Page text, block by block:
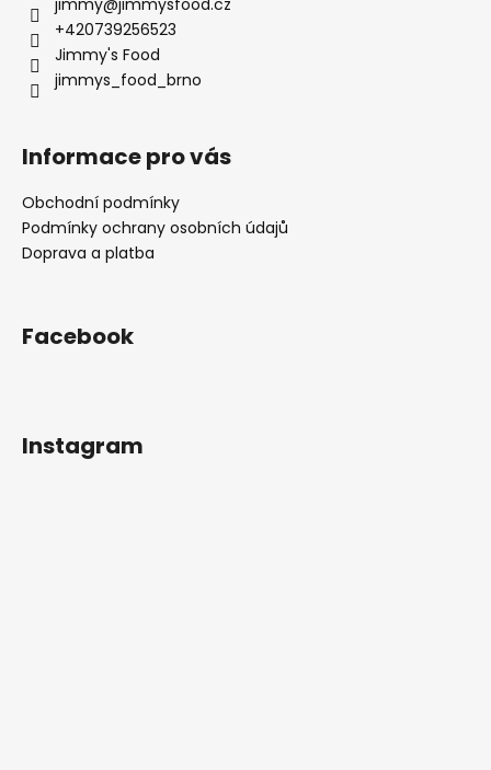
+420739256523
Jimmy's Food
jimmys_food_brno
Informace pro vás
Obchodní podmínky
Podmínky ochrany osobních údajů
Doprava a platba
Facebook
Instagram